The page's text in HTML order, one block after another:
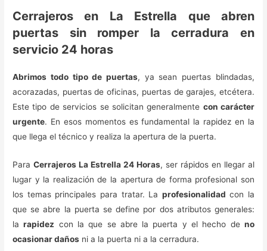
Cerrajeros en La Estrella que abren
puertas sin romper la cerradura en
servicio 24 horas
Abrimos todo tipo de puertas, ya sean puertas blindadas,
acorazadas, puertas de oficinas, puertas de garajes, etcétera.
Este tipo de servicios se solicitan generalmente con carácter
urgente. En esos momentos es fundamental la rapidez en la
que llega el técnico y realiza la apertura de la puerta.
ParaCerrajeros La Estrella 24 Horas, ser rápidos en llegar al
lugar y la realización de la apertura de forma profesional son
los temas principales para tratar. La profesionalidad con la
que se abre la puerta se define por dos atributos generales:
larapidez con la que se abre la puerta y el hecho de no
ocasionar daños ni a la puerta ni a la cerradura.